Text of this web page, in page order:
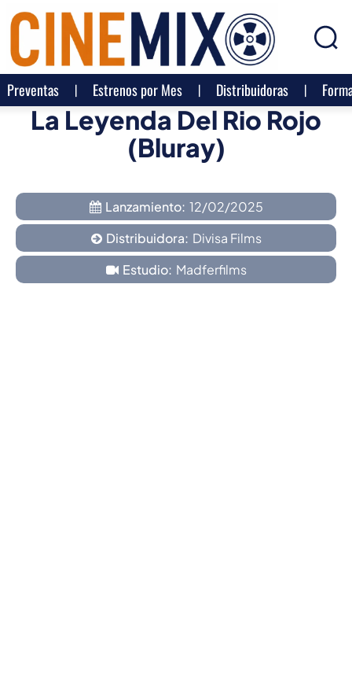
Preventas Estrenos por Mes Distribuidoras
La Leyenda Del Rio Rojo
(Bluray)
Lanzamiento: 12/02/2025
Distribuidora: Divisa Films
Estudio: Madferfilms